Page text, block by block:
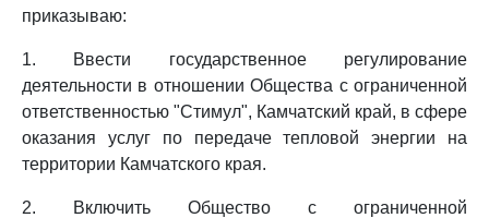
приказываю:
1. Ввести государственное регулирование
деятельности в отношении Общества с ограниченной
ответственностью "Стимул", Камчатский край, в сфере
оказания услуг по передаче тепловой энергии на
территории Камчатского края.
2. Включить Общество с ограниченной